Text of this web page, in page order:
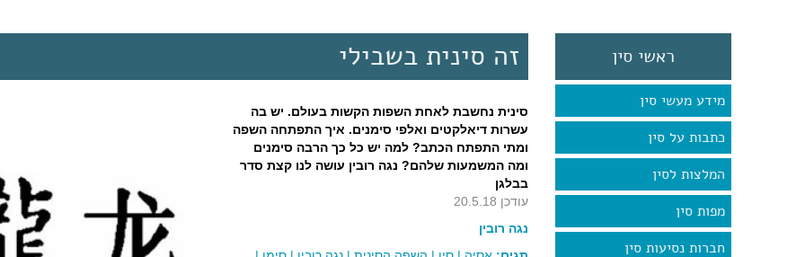
ראשי סין
מידע מעשי סין
כתבות על סין
המלצות לסין
מפות סין
חברות נסיעות סין
זה סינית בשבילי
סינית נחשבת לאחת השפות הקשות בעולם. יש בה
עשרות דיאלקטים ואלפי סימנים. איך התפתחה השפה
ומתי התפתח הכתב? למה יש כל כך הרבה סימנים
ומה המשמעות שלהם? נגה רובין עושה לנו קצת סדר
בבלגן
עודכן 20.5.18
נגה רובין